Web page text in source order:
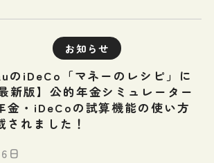
お知らせ
のiDeCo「マネーのレシピ」に
新版】公的年金シミュレーター
金・iDeCoの試算機能の使い方
されました！
日